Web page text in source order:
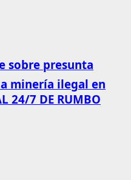
sobre presunta
minería ilegal en
24/7 DE RUMBO